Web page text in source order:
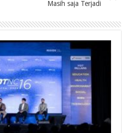
Masih saja Terjadi